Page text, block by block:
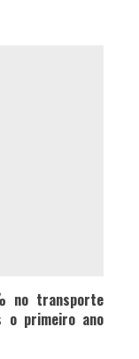
no transporte
o primeiro ano